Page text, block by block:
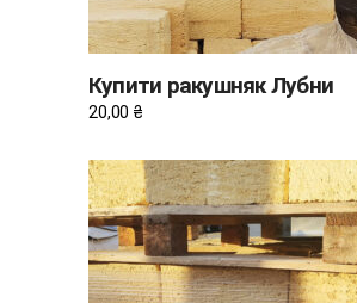
Купити ракушняк Лубни
20,00 ₴